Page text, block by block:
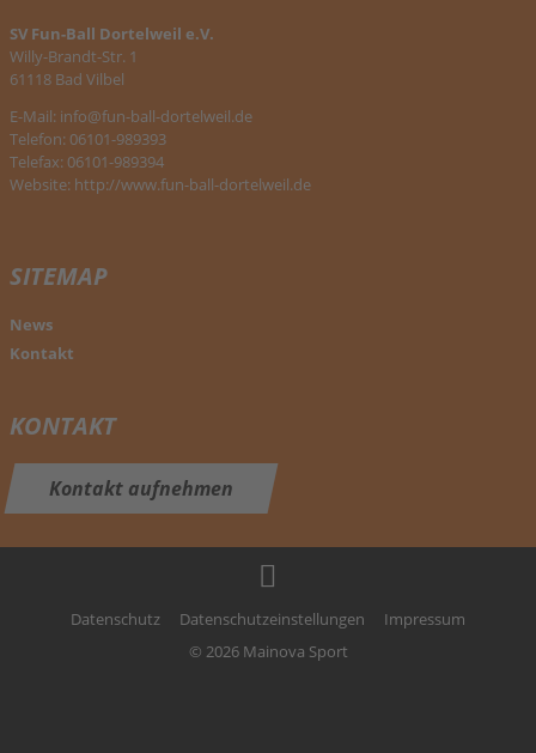
SV Fun-Ball Dortelweil e.V.
Willy-Brandt-Str. 1
61118 Bad Vilbel
E-Mail: info@fun-ball-dortelweil.de
Telefon: 06101-989393
Telefax: 06101-989394
Website: http://www.fun-ball-dortelweil.de
SITEMAP
News
Kontakt
KONTAKT
Kontakt aufnehmen
Datenschutz Datenschutzeinstellungen
Impressum
© 2026 Mainova Sport